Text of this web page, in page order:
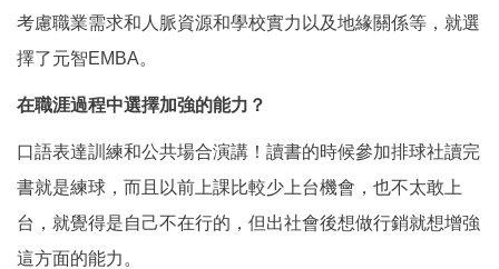
考慮職業需求和人脈資源和學校實力以及地緣關係等，就選
擇了元智EMBA。
在職涯過程中選擇加強的能力？
口語表達訓練和公共場合演講！讀書的時候參加排球社讀完
書就是練球，而且以前上課比較少上台機會，也不太敢上
台，就覺得是自己不在行的，但出社會後想做行銷就想增強
這方面的能力。